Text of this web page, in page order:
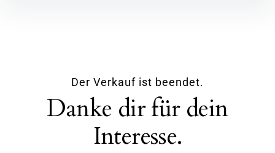
Der Verkauf ist beendet.
Danke dir für dein
Interesse.